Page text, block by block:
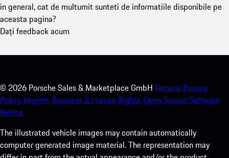
in general, cat de multumit sunteti de informatiile disponibile pe
aceasta pagina?
Dați feedback acum
© 2026 Porsche Sales & Marketplace GmbH General Privacy
Policy. Imprint. Business & Human Rights.Open Source Software
Notice.
The illustrated vehicle images may contain automatically
computer generated image material. The representation may